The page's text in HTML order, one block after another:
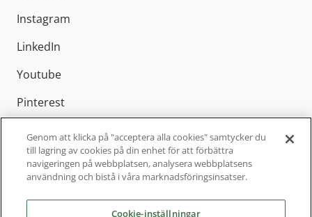
Instagram
LinkedIn
Youtube
Pinterest
Elitfönster AB är Sveriges ledande
fönstertillverkare med cirka 800 anställda och
Genom att klicka på "acceptera alla cookies" samtycker du
till lagring av cookies på din enhet för att förbättra
navigeringen på webbplatsen, analysera webbplatsens
användning och bistå i våra marknadsföringsinsatser.
Cookie-inställningar